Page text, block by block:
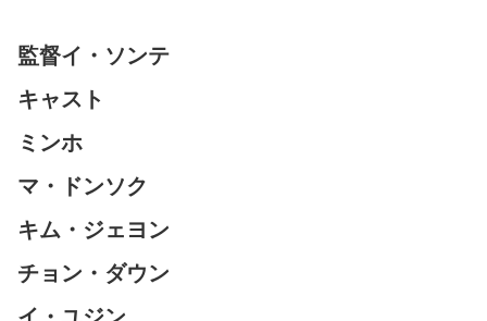
監督イ・ソンテ
キャスト
ミンホ
マ・ドンソク
キム・ジェヨン
チョン・ダウン